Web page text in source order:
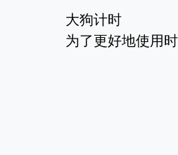
大狗计时
为了更好地使用